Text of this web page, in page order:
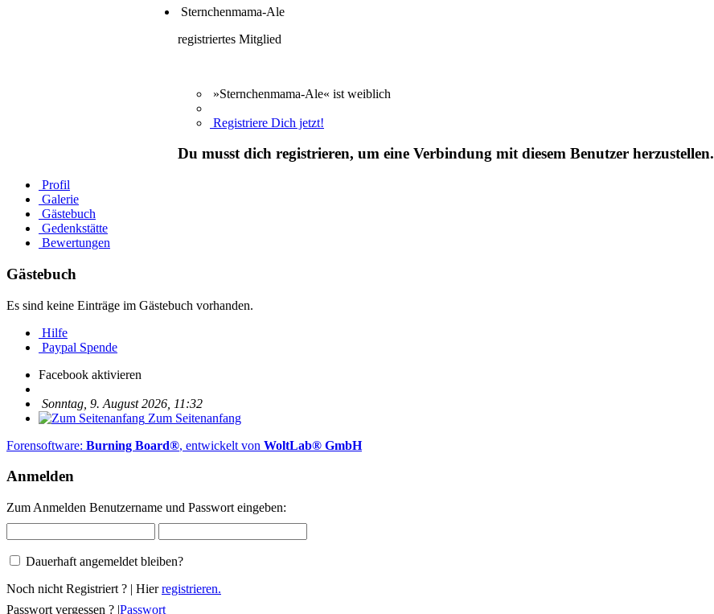
Sternchenmama-Ale
registriertes Mitglied
»Sternchenmama-Ale« ist weiblich
Registriere Dich jetzt!
Du musst dich registrieren, um eine Verbindung mit diesem Benutzer herzustellen.
Profil
Galerie
Gästebuch
Gedenkstätte
Bewertungen
Gästebuch
Es sind keine Einträge im Gästebuch vorhanden.
Hilfe
Paypal Spende
Facebook aktivieren
Sonntag, 9. August 2026, 11:32
Zum Seitenanfang
Forensoftware: Burning Board®, entwickelt von WoltLab® GmbH
Anmelden
Zum Anmelden Benutzername und Passwort eingeben:
Dauerhaft angemeldet bleiben?
Noch nicht Registriert ? | Hierregistrieren.
Passwort vergessen ? |Passwort